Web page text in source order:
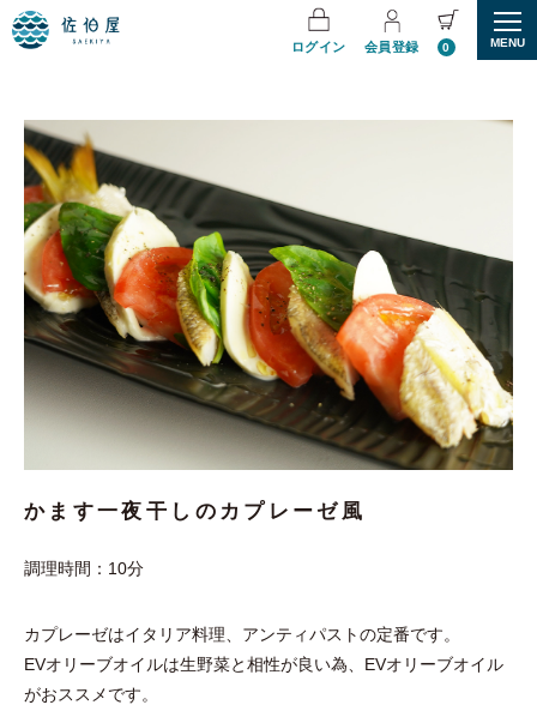
ログイン 会員登録 0 MENU
かます一夜干しのカプレーゼ風
調理時間：10分
カプレーゼはイタリア料理、アンティパストの定番です。
EVオリーブオイルは生野菜と相性が良い為、EVオリーブオイル
がおススメです。